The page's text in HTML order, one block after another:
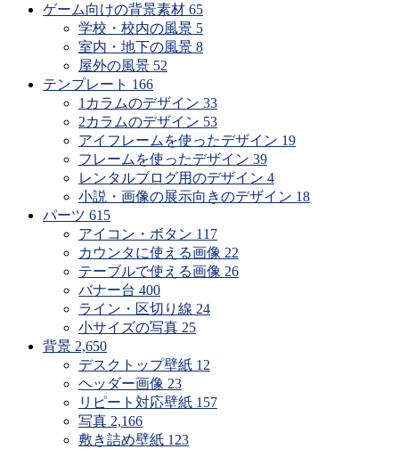
ゲーム向けの背景素材 65
学校・校内の風景 5
室内・地下の風景 8
屋外の風景 52
テンプレート 166
1カラムのデザイン 33
2カラムのデザイン 53
アイフレームを使ったデザイン 19
フレームを使ったデザイン 39
レンタルブログ用のデザイン 4
小説・画像の展示向きのデザイン 18
パーツ 615
アイコン・ボタン 117
カウンタに使える画像 22
テーブルで使える画像 26
バナー台 400
ライン・区切り線 24
小サイズの写真 25
背景 2,650
デスクトップ壁紙 12
ヘッダー画像 23
リピート対応壁紙 157
写真 2,166
敷き詰め壁紙 123